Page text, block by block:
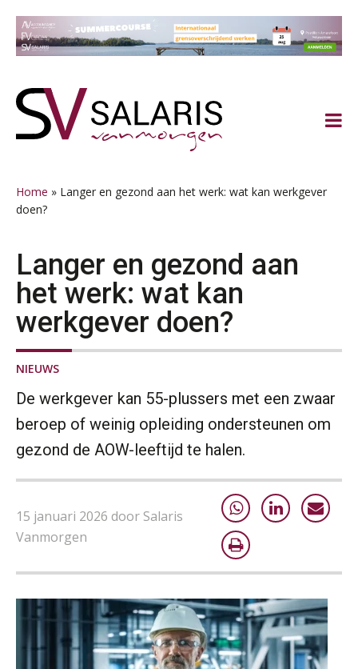
naar
hoofdnavigatie
naar
hoofd
naar
eerste
naar
voettekst
Home » Langer en gezond aan het werk: wat kan werkgever
doen?
Langer en gezond aan
het werk: wat kan
werkgever doen?
NIEUWS
De werkgever kan 55-plussers met een zwaar
beroep of weinig opleiding ondersteunen om
gezond de AOW-leeftijd te halen.
15 januari 2026 door Salaris
Vanmorgen
11
AUG
Practical Diploma in Payroll Administration (PDL®)
Markus Verbeek Praehep
17
AUG
Module Arbeidsrecht en Sociale Zekerheid VPS
Markus Verbeek Praehep
AUG
Markus Verbeek Praehep
24
Module Loonheffingen VPS
Markus Verbeek Praehep
24
AUG
Summercourse Update loonheffingen en arbeidsrecht
MOCuitgevers
Summercourse: Kiezen en loslaten & een mindset die kansen ziet en vertrouwen geeft